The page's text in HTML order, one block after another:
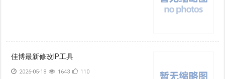
佳博最新修改IP工具
2026-05-18 1643 110